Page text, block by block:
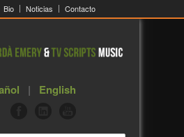
Bio Noticias Contacto
| English